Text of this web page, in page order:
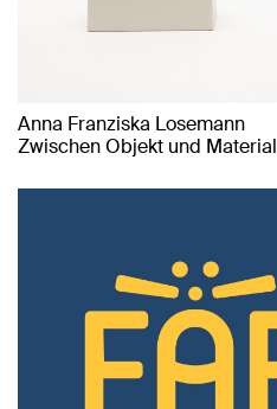
Anna Franziska Losemann
Zwischen Objekt und Material